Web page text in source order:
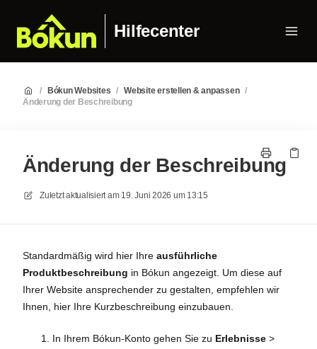
Hilfecenter
/ Bókun Websites / Website erstellen & anpassen /
Änderung der Beschreibung
Änderung der Beschreibung
Zuletzt aktualisiert am 19. Juni 2026 um 13:15
Standardmäßig wird hier Ihre ausführliche
Produktbeschreibung in Bókun angezeigt. Um diese auf
Ihrer Website ansprechender zu gestalten, empfehlen wir
Ihnen, hier Ihre Kurzbeschreibung einzubauen.
In Ihrem Bókun-Konto gehen Sie zu Erlebnisse >